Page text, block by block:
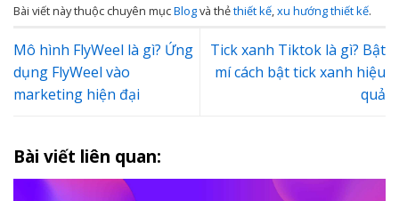
Bài viết này thuộc chuyên mụcBlogvà thẻthiết kế,xu hướng thiết kế.
Mô hình FlyWeel là gì? Ứng
dụng FlyWeel vào
marketing hiện đại
Tick xanh Tiktok là gì? Bật
mí cách bật tick xanh hiệu
quả
Bài viết liên quan: